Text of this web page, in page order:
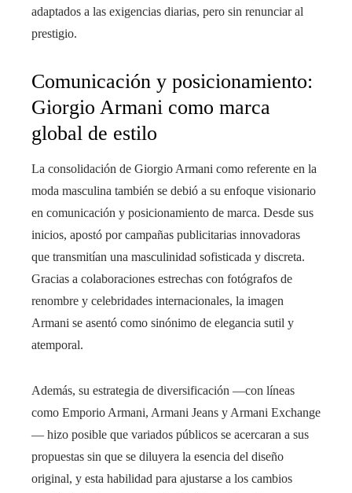
adaptados a las exigencias diarias, pero sin renunciar al
prestigio.
Comunicación y posicionamiento:
Giorgio Armani como marca
global de estilo
La consolidación de Giorgio Armani como referente en la
moda masculina también se debió a su enfoque visionario
en comunicación y posicionamiento de marca. Desde sus
inicios, apostó por campañas publicitarias innovadoras
que transmitían una masculinidad sofisticada y discreta.
Gracias a colaboraciones estrechas con fotógrafos de
renombre y celebridades internacionales, la imagen
Armani se asentó como sinónimo de elegancia sutil y
atemporal.
Además, su estrategia de diversificación —con líneas
como Emporio Armani, Armani Jeans y Armani Exchange
— hizo posible que variados públicos se acercaran a sus
propuestas sin que se diluyera la esencia del diseño
original, y esta habilidad para ajustarse a los cambios